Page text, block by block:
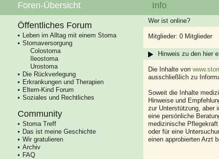
Foren-Übersicht
Öffentliches Forum
Leben im Alltag mit einem Stoma
Stomaversorgung
Colostoma
Ileostoma
Urostoma
Die Rückverlegung
Erkrankungen und Therapien
Eltern-Kind Forum
Soziales und Rechtliches
Community
Stoma Treff
Das ist meine Geschichte
Wir gratulieren
Archiv
FAQ
Info
Wer ist online?
Mitglieder: 0 Mitglieder
Hinweis zu den hier
Die Inhalte von
ausschließlich zu
Soweit die Inhalte
Hinweise und
zur Unterstützung, aber
eine persönliche
medizinische
oder für eine
einen approbierten Arzt